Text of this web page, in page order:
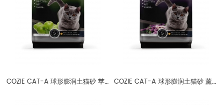
COZIE CAT-A 球形膨润土猫砂 苹果香味 1-3.5mm COZIE CAT-A 球形膨润土猫砂 薰衣草香味 1-3.5mm